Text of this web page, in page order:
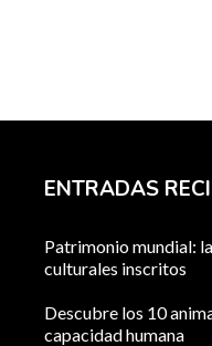
ENTRADAS
Patrimonio mundial:
culturales inscritos
Descubre los 10
capacidad humana